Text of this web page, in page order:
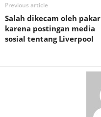
Previous article
Salah dikecam oleh pakar
karena postingan media
sosial tentang Liverpool